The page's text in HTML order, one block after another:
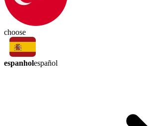
choose
espanholespañol